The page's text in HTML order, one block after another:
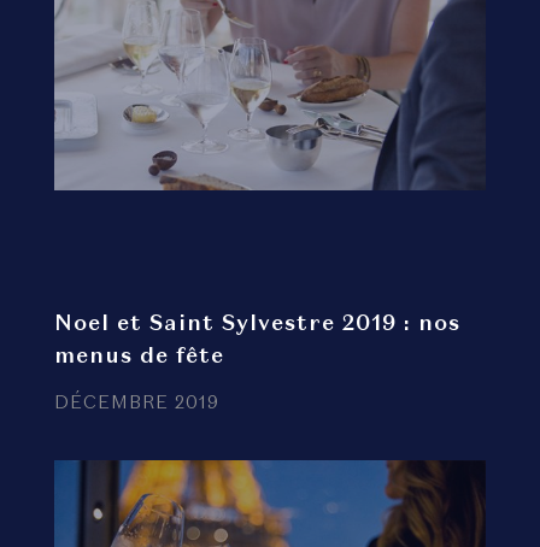
Noel et Saint Sylvestre 2019 : nos
menus de fête
DÉCEMBRE 2019